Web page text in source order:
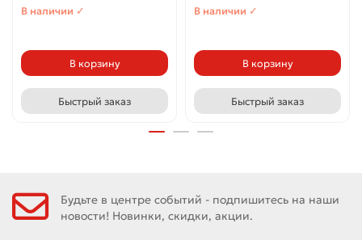
В наличии ✓
В корзину
Быстрый заказ
В наличии ✓
В корзину
Быстрый заказ
Будьте в центре событий - подпишитесь на наши
новости! Новинки, скидки, акции.